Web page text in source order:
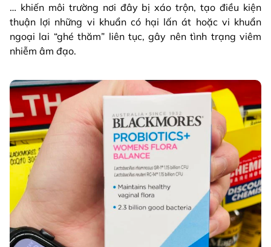
… khiến môi trường nơi đây bị xáo trộn, tạo điều kiện
thuận lợi những vi khuẩn có hại lấn át hoặc vi khuẩn
ngoại lai “ghé thăm” liên tục, gây nên tình trạng viêm
nhiễm âm đạo.